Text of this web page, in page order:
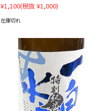
¥1,100(税抜 ¥1,000)
在庫切れ